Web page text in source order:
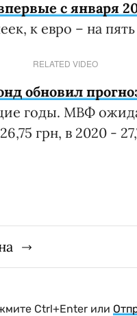
с января
к евро – на
RELATED VIDEO
обновил
годы. МВФ
грн, в 2020 -
Ctrl+Enter или